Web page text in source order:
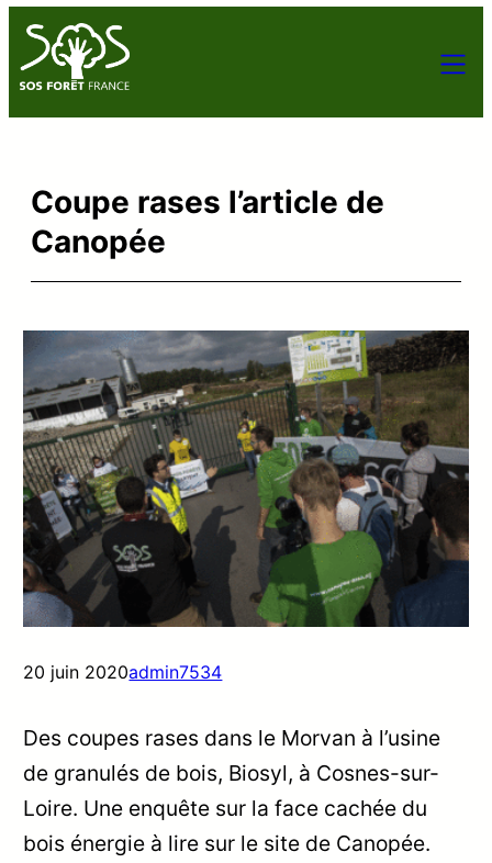
Coupe rases l’article de
Canopée
20 juin 2020admin7534
Des coupes rases dans le Morvan à l’usine
de granulés de bois, Biosyl, à Cosnes-sur-
Loire. Une enquête sur la face cachée du
bois énergie à lire sur le site de Canopée.